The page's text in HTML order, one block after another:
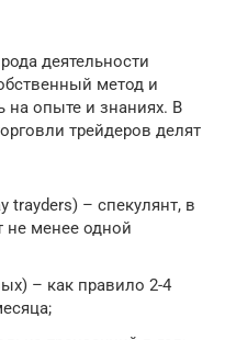
деятельности
метод и
на опыте и знаниях. В
трейдеров делят
trayders) – спекулянт, в
не менее одной
– как правило 2-4